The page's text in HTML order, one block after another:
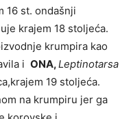
16 st. ondašnji
krajem 18 stoljeća.
krumpira kao
i ONA,Leptinotarsa
19 stoljeća.
na krumpiru jer ga